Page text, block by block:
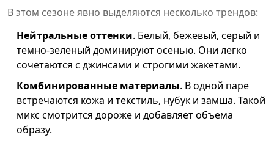
В этом сезоне явно выделяются несколько трендов:
Нейтральные оттенки. Белый, бежевый, серый и
темно-зеленый доминируют осенью. Они легко
сочетаются с джинсами и строгими жакетами.
Комбинированные материалы. В одной паре
встречаются кожа и текстиль, нубук и замша. Такой
микс смотрится дороже и добавляет объема
образу.